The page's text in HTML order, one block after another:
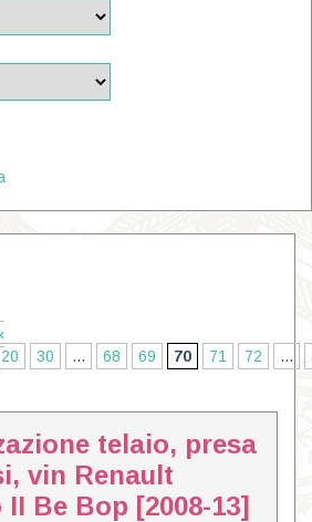
20 30 ... 68 69 70 71 72 ...
telaio, presa
vin Renault
Be Bop [2008-13]